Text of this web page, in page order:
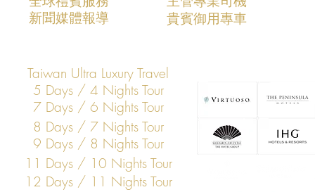
2026全球AI產業領袖訪台專案
打造亞洲科技展會商務移動與
2025全球AI
​新聞媒體報導
​貴賓御用專車
Taiwan Ultra Luxury Travel
5 Days / 4 Nights Tour
7 Days / 6 Nights Tour
8 Days / 7 Nights Tour
9 Days / 8 Nights Tour
11 Days / 10 Nights Tour
12 Days / 11 Nights Tour